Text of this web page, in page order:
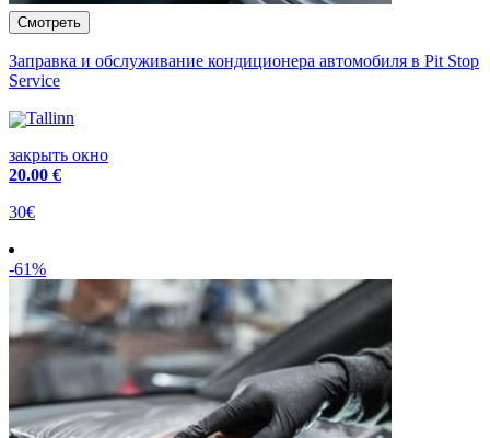
Заправка и обслуживание кондиционера автомобиля в Pit Stop
Service
Tallinn
закрыть окно
20.00 €
30€
-61%